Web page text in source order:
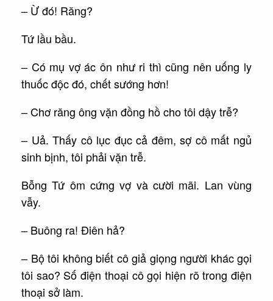
– Ừ đó! Răng?
Tứ lầu bầu.
– Có mụ vợ ác ôn như ri thì cũng nên uống ly
thuốc độc đó, chết sướng hơn!
– Chơ răng ông vặn đồng hồ cho tôi dậy trễ?
– Uả. Thấy cô lục đục cả đêm, sợ cô mất ngủ
sinh bịnh, tôi phải vặn trễ.
Bỗng Tứ ôm cứng vợ và cười mãi. Lan vùng
vẫy.
– Buông ra! Điên hả?
– Bộ tôi không biết cô giả giọng người khác gọi
tôi sao? Số điện thoại cô gọi hiện rõ trong điện
thoại sở làm.